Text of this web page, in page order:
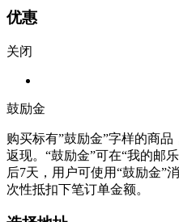
优惠
关闭
鼓励金
购买标有”鼓励金”字样的商
返现。“鼓励金”可在“我的邮
后7天，用户可使用“鼓励金”
次性抵扣下笔订单金额。